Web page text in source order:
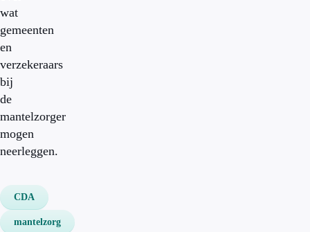
wat
gemeenten
en
verzekeraars
bij
de
mantelzorger
mogen
neerleggen.
CDA
mantelzorg